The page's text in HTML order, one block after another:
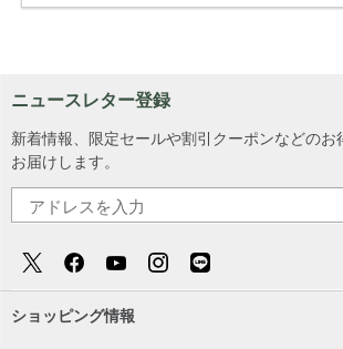
ニュースレター登録
新着情報、限定セールや割引クーポンなどのお
お届けします。
ショッピング情報